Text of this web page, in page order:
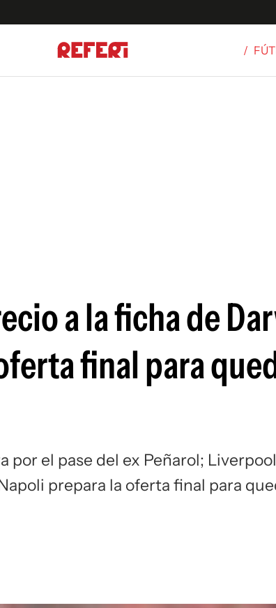
/
a la ficha de
final para
por el pase del ex Peñarol;
prepara la oferta final para